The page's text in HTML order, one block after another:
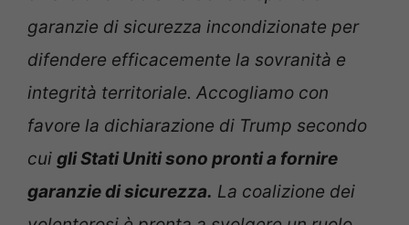
garanzie di sicurezza incondizionate per
difendere efficacemente la sovranità e
integrità territoriale. Accogliamo con
favore la dichiarazione di Trump secondo
cui gli Stati Uniti sono pronti a fornire
garanzie di sicurezza. La coalizione dei